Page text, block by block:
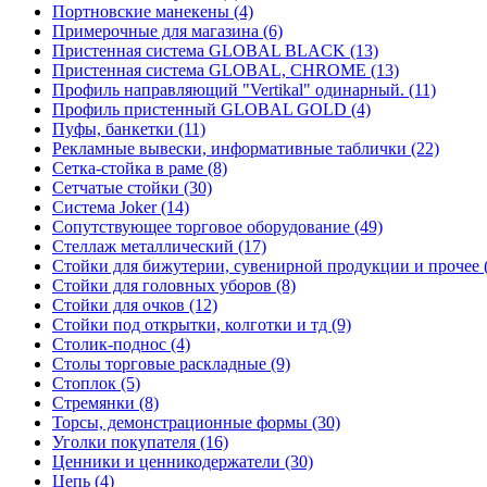
Портновские манекены (4)
Примерочные для магазина (6)
Пристенная система GLOBAL BLACK (13)
Пристенная система GLOBAL, CHROME (13)
Профиль направляющий "Vertikal" одинарный. (11)
Профиль пристенный GLOBAL GOLD (4)
Пуфы, банкетки (11)
Рекламные вывески, информативные таблички (22)
Сетка-стойка в раме (8)
Сетчатые стойки (30)
Система Joker (14)
Сопутствующее торговое оборудование (49)
Стеллаж металлический (17)
Стойки для бижутерии, сувенирной продукции и прочее
Стойки для головных уборов (8)
Стойки для очков (12)
Стойки под открытки, колготки и тд (9)
Столик-поднос (4)
Столы торговые раскладные (9)
Стоплок (5)
Стремянки (8)
Торсы, демонстрационные формы (30)
Уголки покупателя (16)
Ценники и ценникодержатели (30)
Цепь (4)